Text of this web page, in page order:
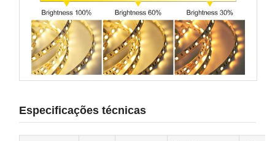
Especificações técnicas